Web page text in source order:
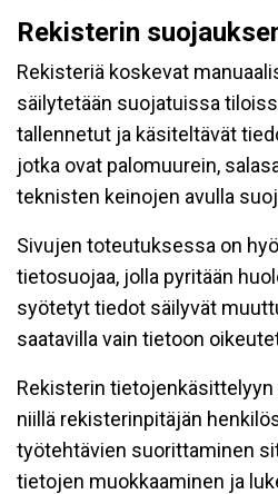
Rekisterin
Rekisteriä koskevat
säilytetään suojatuissa
tallennetut ja käsiteltävät
jotka ovat palomuurein,
teknisten keinojen avulla
Sivujen toteutuksessa on
tietosuojaa, jolla pyritään
syötetyt tiedot säilyvät
saatavilla vain tietoon
Rekisterin
niillä rekisterinpitäjän
työtehtävien suorittaminen
tietojen muokkaaminen ja